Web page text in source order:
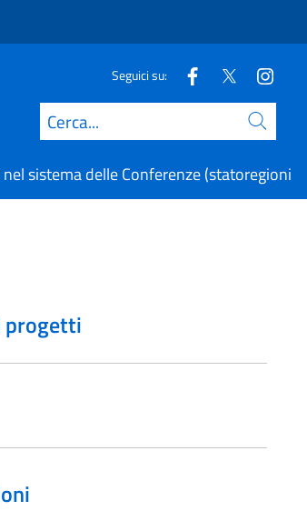
Seguici su:
Cerca
nel sistema delle Conferenze
progetti